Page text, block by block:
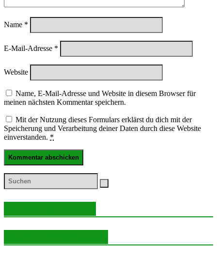
Name *
E-Mail-Adresse *
Website
Name, E-Mail-Adresse und Website in diesem Browser für
meinen nächsten Kommentar speichern.
Mit der Nutzung dieses Formulars erklärst du dich mit der
Speicherung und Verarbeitung deiner Daten durch diese Website
einverstanden. *